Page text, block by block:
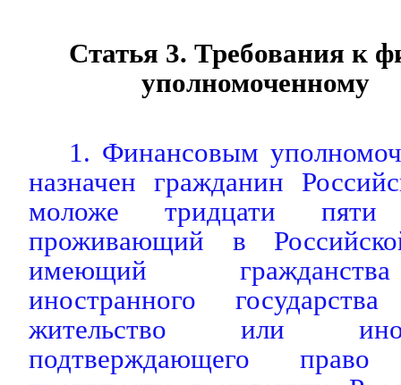
Статья 3. Требования к
уполномоченному
1. Финансовым
назначен гражданин
моложе тридцати пяти
проживающий в
имеющий
иностранного
жительство или
подтверждающего